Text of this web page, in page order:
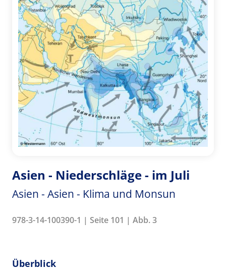
Asien - Niederschläge - im Juli
Asien - Asien - Klima und Monsun
978-3-14-100390-1 | Seite 101 | Abb. 3
Überblick